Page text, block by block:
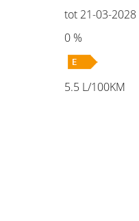
tot 21-03-2028
0 %
5.5 L/100KM